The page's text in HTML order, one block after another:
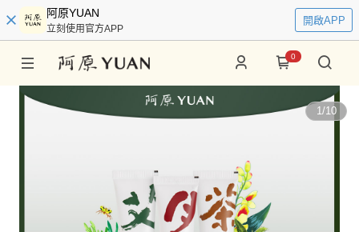
阿原YUAN
立刻使用官方APP
開啟APP
0
1/10